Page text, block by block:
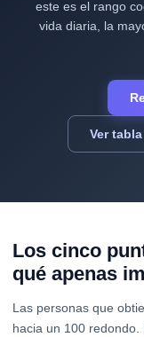
este es el rango
vida diaria, la
Ver
Los cinco
qué apenas
Las personas que
hacia un 100